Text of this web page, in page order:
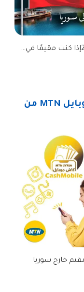
طريقة تحويل رصيد كاش موبايل MTN من
تحديث للمقال: 15 فبراير, 2026مقيم خارج سوريا